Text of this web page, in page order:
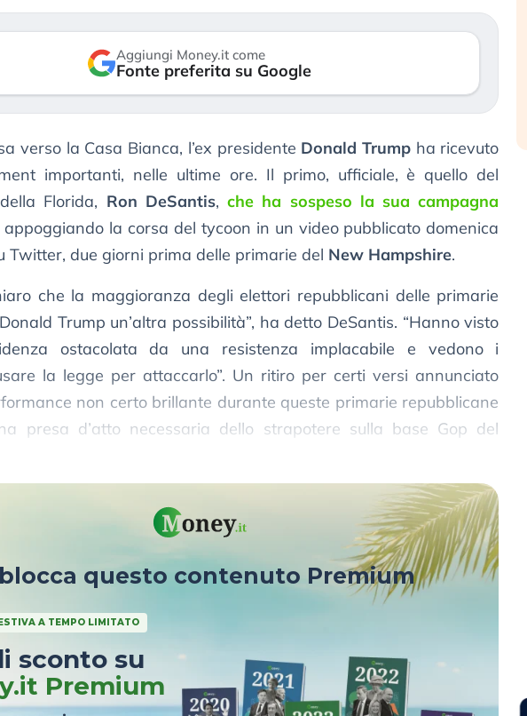
Aggiungi Money.it come
Fonte preferita su Google
verso la Casa Bianca, l’ex presidente Donald Trump ha ricevuto
importanti, nelle ultime ore. Il primo, ufficiale, è quello del
Florida, Ron DeSantis,che ha sospeso la sua campagna
appoggiando la corsa del tycoon in un video pubblicato domenica
Twitter, due giorni prima delle primarie del New Hampshire.
che la maggioranza degli elettori repubblicani delle primarie
Trump un’altra possibilità”, ha detto DeSantis. “Hanno visto
ostacolata da una resistenza implacabile e vedono i
la legge per attaccarlo”. Un ritiro per certi versi annunciato
non certo brillante durante queste primarie repubblicane
presa d’atto necessaria dello strapotere sulla base Gop del
questo contenuto Premium
A TEMPO LIMITATO
sconto su
Premium
2026
Kospi, mentre gli investitori retail (…)
30 luglio 2026